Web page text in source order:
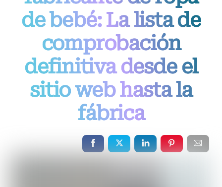
de bebé: La lista de
comprobación
definitiva desde el
sitio web hasta la
fábrica